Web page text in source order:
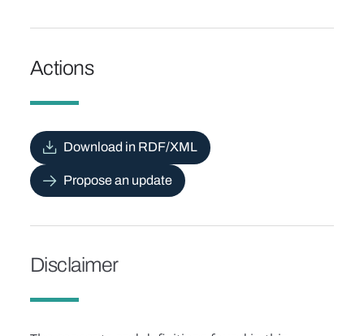
Actions
Download in RDF/XML
Propose an update
Disclaimer